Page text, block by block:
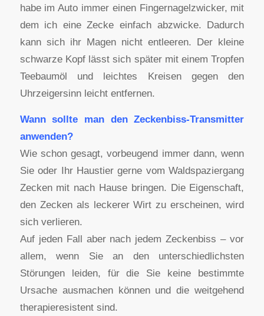
habe im Auto immer einen Fingernagelzwicker, mit
dem ich eine Zecke einfach abzwicke. Dadurch
kann sich ihr Magen nicht entleeren. Der kleine
schwarze Kopf lässt sich später mit einem Tropfen
Teebaumöl und leichtes Kreisen gegen den
Uhrzeigersinn leicht entfernen.
Wann sollte man den Zeckenbiss-Transmitter
anwenden?
Wie schon gesagt, vorbeugend immer dann, wenn
Sie oder Ihr Haustier gerne vom Waldspaziergang
Zecken mit nach Hause bringen. Die Eigenschaft,
den Zecken als leckerer Wirt zu erscheinen, wird
sich verlieren.
Auf jeden Fall aber nach jedem Zeckenbiss – vor
allem, wenn Sie an den unterschiedlichsten
Störungen leiden, für die Sie keine bestimmte
Ursache ausmachen können und die weitgehend
therapieresistent sind.